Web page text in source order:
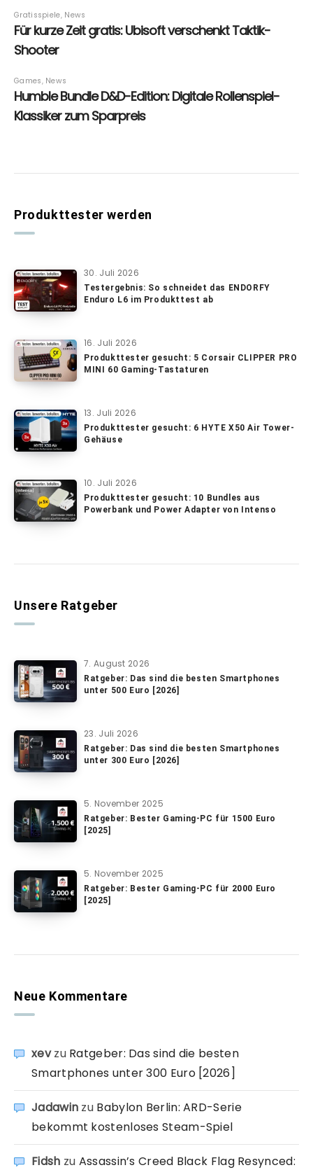
Produkttester werden
30. Juli 2026
Testergebnis: So schneidet das ENDORFY
Enduro L6 im Produkttest ab
16. Juli 2026
Produkttester gesucht: 5 Corsair CLIPPER PRO
MINI 60 Gaming-Tastaturen
13. Juli 2026
Produkttester gesucht: 6 HYTE X50 Air Tower-
Gehäuse
10. Juli 2026
Produkttester gesucht: 10 Bundles aus
Powerbank und Power Adapter von Intenso
Unsere Ratgeber
7. August 2026
Ratgeber: Das sind die besten Smartphones
unter 500 Euro [2026]
23. Juli 2026
Ratgeber: Das sind die besten Smartphones
unter 300 Euro [2026]
5. November 2025
Ratgeber: Bester Gaming-PC für 1500 Euro
[2025]
5. November 2025
Ratgeber: Bester Gaming-PC für 2000 Euro
[2025]
Neue Kommentare
xevzu Ratgeber: Das sind die besten
Smartphones unter 300 Euro [2026]
Jadawin zu Babylon Berlin: ARD-Serie
bekommt kostenloses Steam-Spiel
Fidsh zu Assassin’s Creed Black Flag Resynced: